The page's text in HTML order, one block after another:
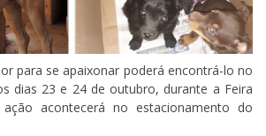
para se apaixonar poderá encontrá-lo no
dias 23 e 24 de outubro, durante a Feira
acontecerá no estacionamento do